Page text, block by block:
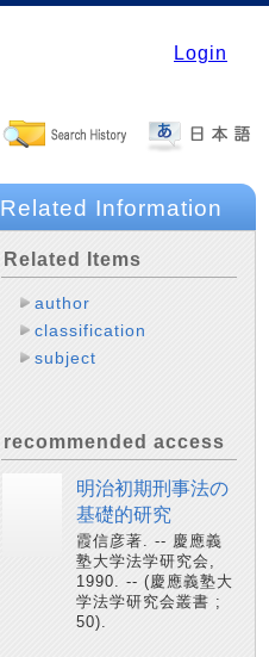
Login
Related Information
Related Items
author
classification
subject
recommended access
明治初期刑事法の
基礎的研究
霞信彦著. -- 慶應義
塾大学法学研究会,
1990. -- (慶應義塾大
学法学研究会叢書 ;
50).